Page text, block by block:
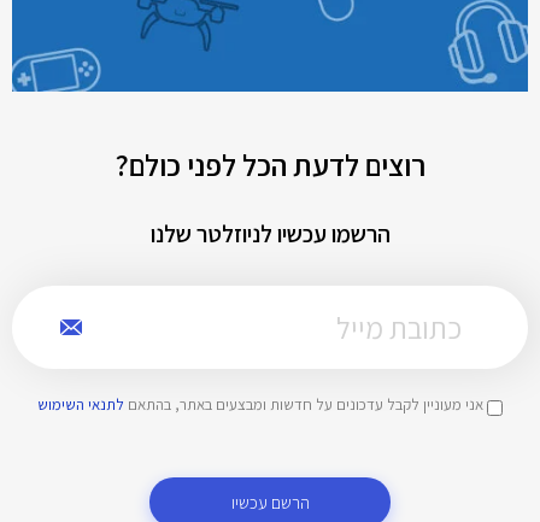
רוצים לדעת הכל לפני כולם?
הרשמו עכשיו לניוזלטר שלנו
אני מעוניין לקבל עדכונים על חדשות ומבצעים באתר, בהתאם לתנאי השימוש
הרשם עכשיו